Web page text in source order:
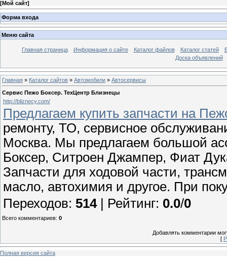
[Мой сайт]
Форма входа
Меню сайта
Главная страница Информация о сайте Каталог файлов Каталог статей
Доска объявлений
Главная » Каталог сайтов » Автомобили » Автосервисы
Сервис Пежо Боксер. ТехЦентр Близнецы
http://bliznecy.com/
Предлагаем купить запчасти на
ремонту, ТО, сервисное
Москва. Мы предлагаем большой
Боксер, Ситроен Джампер, Фиат
Запчасти для ходовой части,
масло, автохимия и другое. При
Переходов: 514| Рейтинг: 0.0/0
Всего комментариев: 0
Добавлять комментарии
[
Полная версия сайта